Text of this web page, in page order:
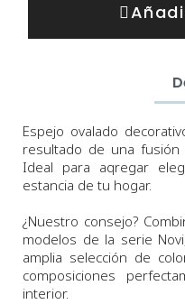
Espejo ovalado
resultado de una
Ideal para aqregar
estancia de tu hogar.
¿Nuestro consejo?
modelos de la serie
amplia selección de
composiciones
interior.